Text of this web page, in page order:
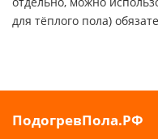
для тёплого пола)
ПодогревПола.РФ